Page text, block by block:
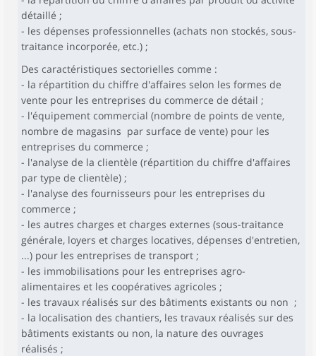
détaillé ;
- les dépenses professionnelles (achats non stockés, sous-
traitance incorporée, etc.) ;
Des caractéristiques sectorielles comme :
- la répartition du chiffre d'affaires selon les formes de
vente pour les entreprises du commerce de détail ;
- l'équipement commercial (nombre de points de vente,
nombre de magasins par surface de vente) pour les
entreprises du commerce ;
- l'analyse de la clientèle (répartition du chiffre d'affaires
par type de clientèle) ;
- l'analyse des fournisseurs pour les entreprises du
commerce ;
- les autres charges et charges externes (sous-traitance
générale, loyers et charges locatives, dépenses d'entretien,
...) pour les entreprises de transport ;
- les immobilisations pour les entreprises agro-
alimentaires et les coopératives agricoles ;
- les travaux réalisés sur des bâtiments existants ou non ;
- la localisation des chantiers, les travaux réalisés sur des
bâtiments existants ou non, la nature des ouvrages
réalisés ;